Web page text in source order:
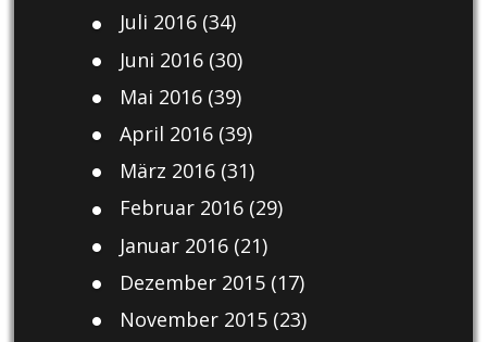
Juli 2016(34)
Juni 2016(30)
Mai 2016(39)
April 2016(39)
März 2016(31)
Februar 2016(29)
Januar 2016(21)
Dezember 2015(17)
November 2015(23)